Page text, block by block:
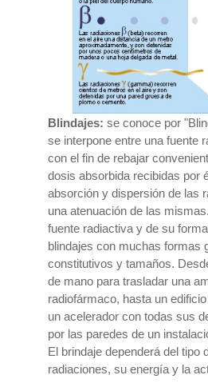
Blindajes: se conoce por
se interpone entre una fuente
con el fin de rebajar
dosis absorbida recibidas por
absorción y dispersión de las
una atenuación de las
fuente radiactiva y de su
blindajes con muchas formas
constitutivos y tamaños.
de mano para trasladar una
radiofármaco, hasta un
un acelerador con todas sus
por las paredes de un
El brindaje dependerá del tipo
radiaciones, su energía y la